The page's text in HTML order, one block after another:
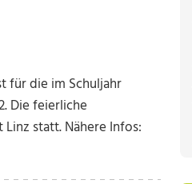
für die im Schuljahr
Die feierliche
statt. Nähere Infos: